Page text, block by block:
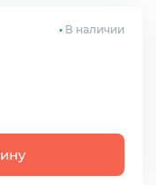
В наличии